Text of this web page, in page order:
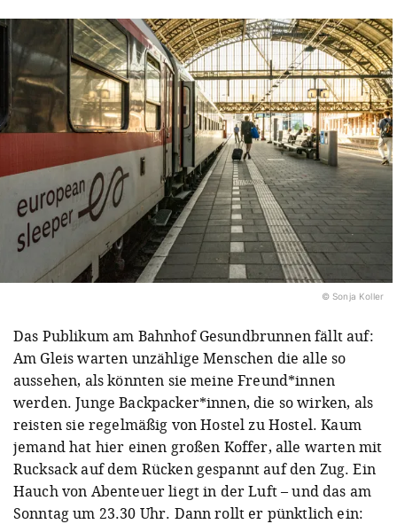
© Sonja Koller
Das Publikum am Bahnhof Gesundbrunnen fällt auf:
Am Gleis warten unzählige Menschen die alle so
aussehen, als könnten sie meine Freund*innen
werden. Junge Backpacker*innen, die so wirken, als
reisten sie regelmäßig von Hostel zu Hostel. Kaum
jemand hat hier einen großen Koffer, alle warten mit
Rucksack auf dem Rücken gespannt auf den Zug. Ein
Hauch von Abenteuer liegt in der Luft – und das am
Sonntag um 23.30 Uhr. Dann rollt er pünktlich ein: